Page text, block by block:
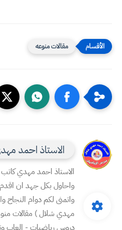
مقالات منوعه
الاستاذ احمد
الاستاذ احمد مهدي
واحاول بكل جهد ان
واتمنى لكم دوام النجاح
مهدي شلال ) مقالات
دروس رياضيات - العاب